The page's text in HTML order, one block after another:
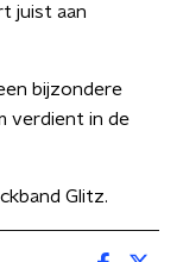
juist aan
bijzondere
verdient in de
Glitz.